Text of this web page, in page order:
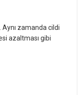
Aynı zamanda cildi
azaltması gibi